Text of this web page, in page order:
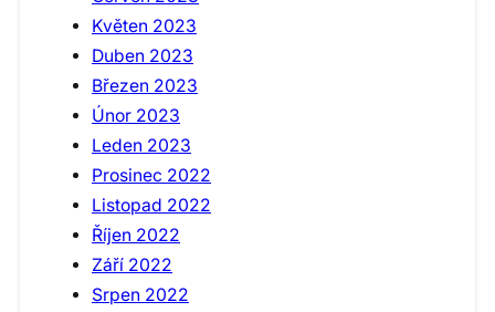
Květen 2023
Duben 2023
Březen 2023
Únor 2023
Leden 2023
Prosinec 2022
Listopad 2022
Říjen 2022
Září 2022
Srpen 2022